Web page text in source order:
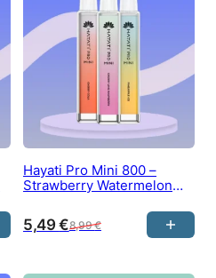
Hayati Pro Mini 800 –
Strawberry Watermelon
8,99€
5,49€